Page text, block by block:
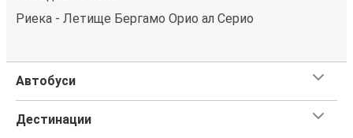
Риека - Летище Бергамо Орио ал Серио
Автобуси
Дестинации